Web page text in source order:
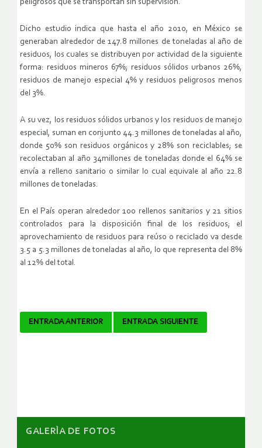
peligrosos que se transportan sin supervisión.
Dicho estudio indica que hasta el año 2010, en México se
generaban alrededor de 147.8 millones de toneladas al año de
residuos, los cuales se distribuyen por actividad de la siguiente
forma: residuos mineros 67%; residuos sólidos urbanos 26%,
residuos de manejo especial 4% y residuos peligrosos menos
del 3%.
A su vez, los residuos sólidos urbanos y los residuos de manejo
especial, suman en conjunto 44.3 millones de toneladas al año,
donde 50% son residuos orgánicos y 28% son reciclables; se
recolectaban al año 34millones de toneladas donde el 64% se
envía a relleno sanitario o similar lo cual equivale al año 22.8
millones de toneladas.
En el País operan alrededor 100 rellenos sanitarios y 21 sitios
controlados para la disposición final de los residuos; el
aprovechamiento de residuos para reúso o reciclado va desde
3.5 a 5.3 millones de toneladas al año, lo que representa del 8%
al 12% del total.
Navegador
ENTRADA ANTERIOR ENTRADA SIGUIENTE
GALERÌA DE FOTOS